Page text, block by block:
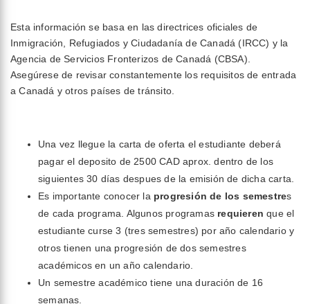
Esta información se basa en las directrices oficiales de
Inmigración, Refugiados y Ciudadanía de Canadá (IRCC) y la
Agencia de Servicios Fronterizos de Canadá (CBSA).
Asegúrese de revisar constantemente los requisitos de entrada
a Canadá y otros países de tránsito.
Una vez llegue la carta de oferta el estudiante deberá
pagar el deposito de 2500 CAD aprox. dentro de los
siguientes 30 días despues de la emisión de dicha carta.
Es importante conocer la progresión de los semestres
de cada programa. Algunos programas requierenque el
estudiante curse 3 (tres semestres) por año calendario y
otros tienen una progresión de dos semestres
académicos en un año calendario.
Un semestre académico tiene una duración de 16
semanas.